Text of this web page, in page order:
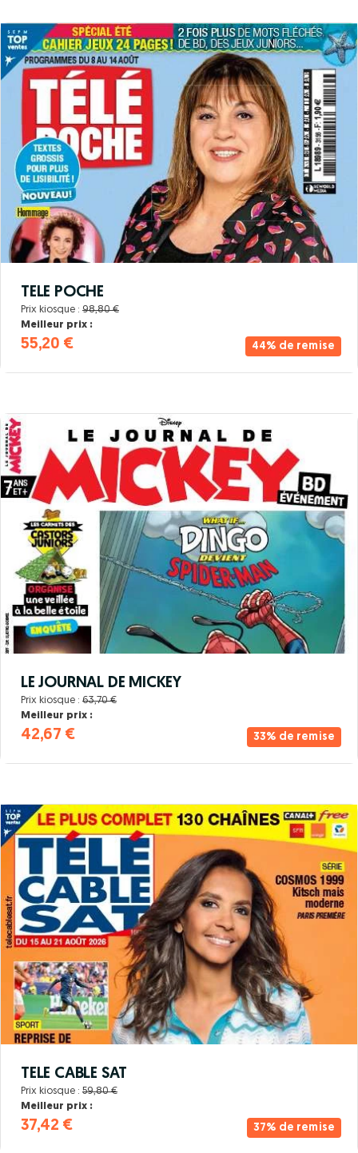
44% de remise
TELE POCHE
Prix kiosque : 98,80 €
Meilleur prix :
55,20 €
33% de remise
LE JOURNAL DE MICKEY
Prix kiosque : 63,70 €
Meilleur prix :
42,67 €
37% de remise
TELE CABLE SAT
Prix kiosque : 59,80 €
Meilleur prix :
37,42 €